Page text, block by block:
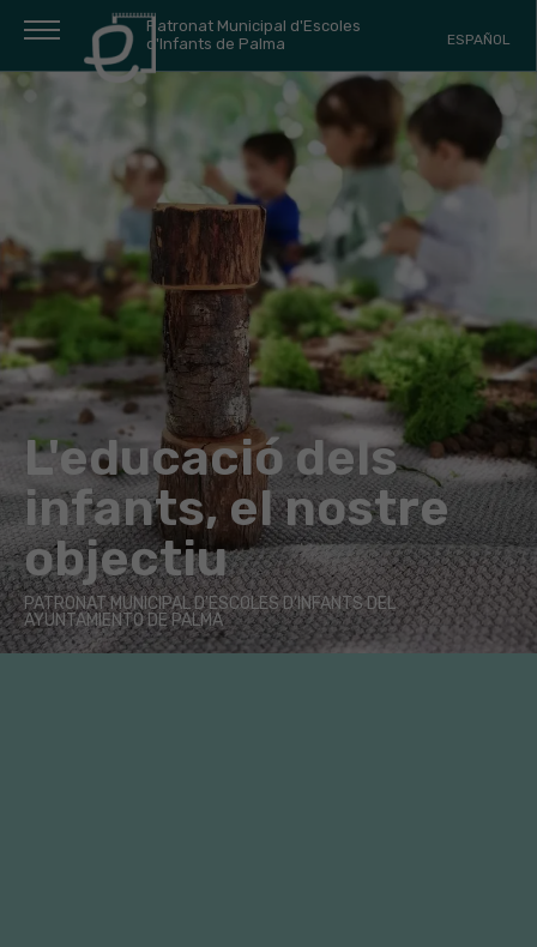
Patronat Municipal d'Escoles
d'Infants de Palma
ESPAÑOL
L'educació dels
infants, el nostre
objectiu
PATRONAT MUNICIPAL D'ESCOLES D'INFANTS DEL
AYUNTAMIENTO DE PALMA